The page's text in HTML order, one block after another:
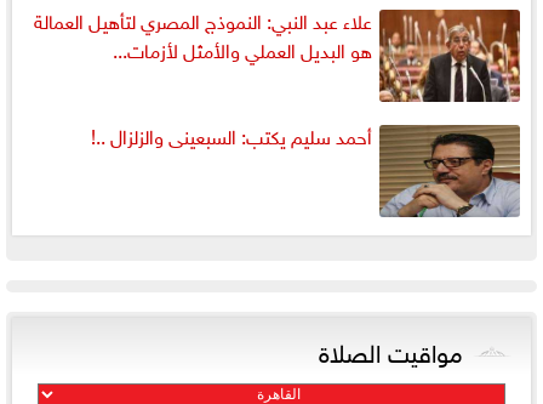
علاء عبد النبي: النموذج المصري لتأهيل العمالة
هو البديل العملي والأمثل لأزمات...
أحمد سليم يكتب: السبعينى والزلزال ..!
مواقيت الصلاة